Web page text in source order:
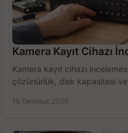
Kamera Kayıt Cihazı
Kamera kayıt cihazı
çözünürlük, disk kapasitesi
16 Temmuz 2026